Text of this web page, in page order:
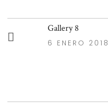
Gallery 8
6 ENERO 2018